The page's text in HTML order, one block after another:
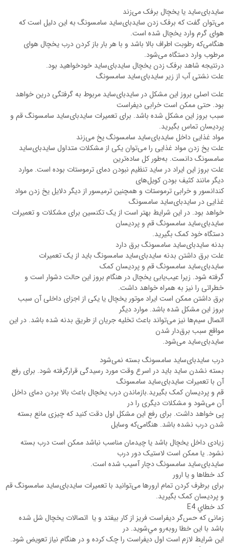
سایدبای‌ساید یا یخچال برفک می‌زند
می‌توان گفت که برفک زدن سایدبای‌ساید سامسونگ به این دلیل است که
هوای گرم وارد یخچال شده است.
هنگامی‌که رطوبت اطراف بالا باشد و با هر بار باز کردن درب یخچال هوای
مرطوب وارد دستگاه می‌شود.
درنتیجه شاهد برفک زدن یخچال سایدبای‌ساید خودخواهید بود.
علت نشتی آب از زیر سایدبای‌ساید سامسونگ
علت اصلی بروز این مشکل در سایدبای‌ساید مربوط به گرفتگی درین خواهد
بود. حتی ممکن است خرابی دیفراست
سبب بروز این مشکل شده باشد. برای تعمیرات سایدبای‌ساید سامسونگ قم و
پردیسان تماس بگیرید.
مواد غذایی داخل سایدبای‌ساید سامسونگ یخ می‌زند
علت یخ زدن مواد غذایی را می‌توان یکی از مشکلات متداول سایدبای‌ساید
سامسونگ دانست. به‌طور کل ساده‌ترین
علت بروز این ایراد در ساید تنظیم نبودن دمای ترموستات بوده است. موارد
دیگر مانند کثیف بودن کویل‌های
کندانسور و خرابی ترموستات و همچنین ترمیسور از دیگر دلایل یخ زدن مواد
غذایی در سایدبای‌ساید سامسونگ
خواهد بود. در این شرایط بهتر است از یک تکنسین برای مشکلات و تعمیرات
سایدبای‌ساید سامسونگ قم و پردیسان
دستگاه خود کمک بگیرید.
بدنه سایدبای‌ساید سامسونگ برق دارد
علت برق داشتن بدنه سایدبای‌ساید سامسونگ باید از یک تعمیرات
سایدبای‌ساید سامسونگ قم و پردیسان کمک
گرفته شود. زیرا عیب‌یابی یخچال در هنگام بروز این حالت دشوار است و
خطراتی را نیز به همراه خواهد داشت.
برق داشتن ممکن است ایراد موتور یخچال یا یکی از اجزای داخلی آن سبب
بروز این مشکل شده باشد. موارد دیگر
اتصال سیم‌ها نیز می‌تواند باعث تخلیه جریان از طریق بدنه شده باشد. در این
مواقع سبب برق‌دار شدن
سایدبای‌ساید می‌شود.
درب سایدبای‌ساید سامسونگ بسته نمی‌شود
بسته نشدن ساید باید در اسرع وقت مورد رسیدگی قرارگرفته شود. برای رفع
آن با تعمیرات سایدبای‌ساید سامسونگ
قم و پردیسان کمک بگیرید.بازماندن درب یخچال باعث بالا بردن دمای داخل
آن می‌شود و مشکلات دیگری را در
پی خواهد داشت. برای رفع این مشکل اول دقت کنید که چیزی مانع بسته
شدن درب نشده باشد. هنگامی‌که وسایل
زیادی داخل یخچال باشد یا چیدمان مناسب نباشد ممکن است درب بسته
نشود. یا ممکن است لاستیک دور درب
سایدبای‌ساید سامسونگ دچار آسیب شده است.
کد خطاها و یا ارور
برای برطرف کردن تمام ارورها می‌توانید با تعمیرات سایدبای‌ساید سامسونگ قم
و پردیسان کمک بگیرید.
کد خطاي E4
زمانی که حس‌گر ديفراست فريز از کار بيفتد و یا اتصالات يخچال شل شده
باشد با اين خطا روبه‌رو مي‌شويد. در
این شرایط لازم است اول ديفراست را چک کرده و در هنگام نياز تعويض شود.